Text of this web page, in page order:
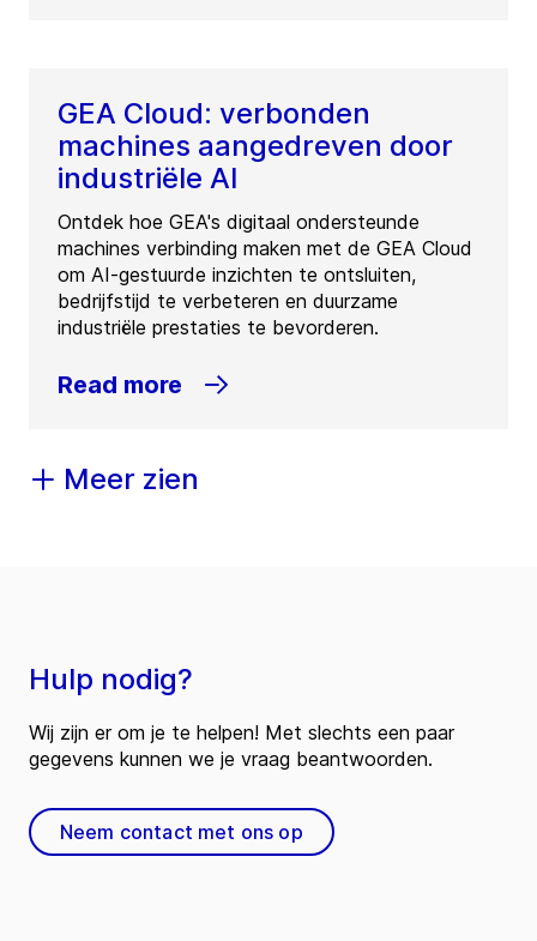
GEA Cloud: verbonden
machines aangedreven door
industriële AI
Ontdek hoe GEA's digitaal ondersteunde
machines verbinding maken met de GEA Cloud
om AI-gestuurde inzichten te ontsluiten,
bedrijfstijd te verbeteren en duurzame
industriële prestaties te bevorderen.
Read more
Meer zien
Hulp nodig?
Wij zijn er om je te helpen! Met slechts een paar
gegevens kunnen we je vraag beantwoorden.
Neem contact met ons op